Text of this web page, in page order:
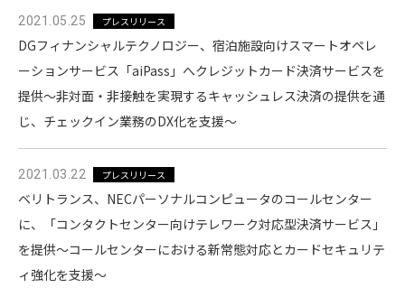
2021.05.25 プレスリリース
DGフィナンシャルテクノロジー、宿泊施設向けスマートオペレ
ーションサービス「aiPass」へクレジットカード決済サービスを
提供〜非対面・非接触を実現するキャッシュレス決済の提供を通
じ、チェックイン業務のDX化を⽀援〜
2021.03.22 プレスリリース
ベリトランス、NECパーソナルコンピュータのコールセンター
に、「コンタクトセンター向けテレワーク対応型決済サービス」
を提供〜コールセンターにおける新常態対応とカードセキュリテ
ィ強化を支援〜